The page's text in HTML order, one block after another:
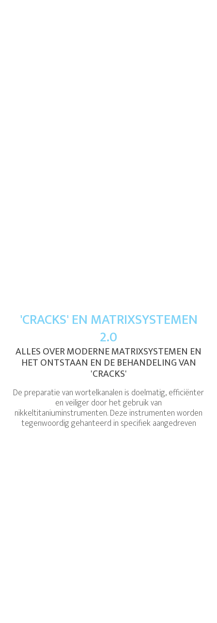
'CRACKS' EN MATRIXSYSTEMEN
2.0
ALLES OVER MODERNE MATRIXSYSTEMEN EN
HET ONTSTAAN EN DE BEHANDELING VAN
'CRACKS'
De preparatie van wortelkanalen is doelmatig, efficiënter
en veiliger door het gebruik van
nikkeltitaniuminstrumenten. Deze instrumenten worden
tegenwoordig gehanteerd in specifiek aangedreven